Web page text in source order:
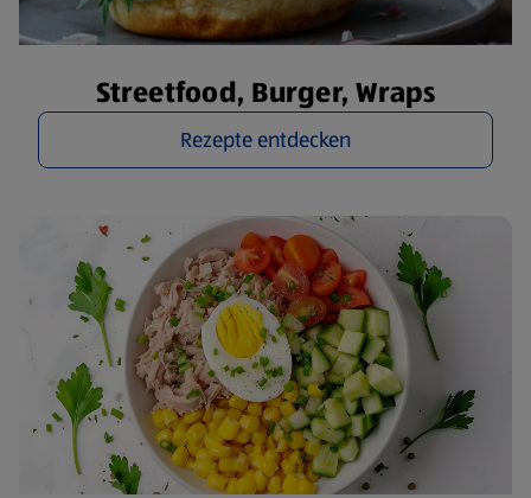
Streetfood, Burger, Wraps
Rezepte entdecken